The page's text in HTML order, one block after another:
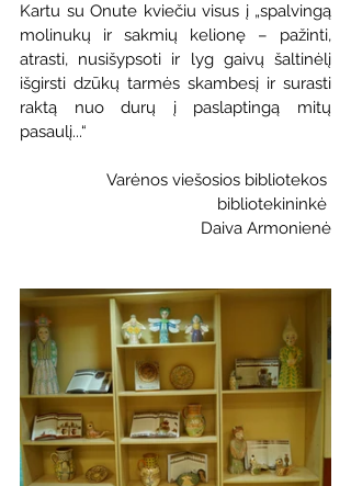
Kartu su Onute kviečiu visus į „spalvingą
molinukų ir sakmių kelionę – pažinti,
atrasti, nusišypsoti ir lyg gaivų šaltinėlį
išgirsti dzūkų tarmės skambesį ir surasti
raktą nuo durų į paslaptingą mitų
pasaulį...“
Varėnos viešosios bibliotekos
bibliotekininkė
Daiva Armonienė